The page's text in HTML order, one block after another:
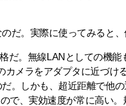
だ。実際に使ってみると
だ。無線LANとしての機能
カメラをアダプタに近づけ
。しかも、超近距離で他
で、実効速度が常に高い